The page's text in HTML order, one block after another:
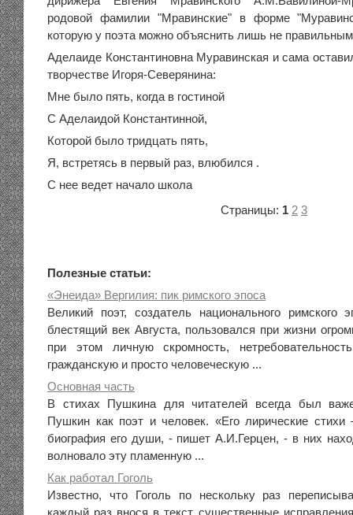
родовой фамилии "Мравинские" в форме
которую у поэта можно объяснить лишь не
Аделаиде Константиновна Муравинская и сама
творчестве Игоря-Северянина:
Мне было пять, когда в гостиной
С Аделаидой Константинной,
Которой было тридцать пять,
Я, встретясь в первый раз, влюбился .
С нее ведет начало школа
Страницы: 1 2 3
Полезные статьи:
«Энеида» Вергилия: пик римского эпоса
Великий поэт, создатель национального римского
блестящий век Августа, пользовался при жизни
при этом личную скромность,
гражданскую и просто человеческую ...
Основная часть
В стихах Пушкина для читателей всегда был
Пушкин как поэт и человек. «Его лирические
биография его души, - пишет А.И.Герцен, - в них
волновало эту пламенную ...
Как работал Гоголь
Известно, что Гоголь по нескольку раз